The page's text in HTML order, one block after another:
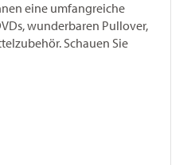
eine umfangreiche
wunderbaren Pullover,
Schauen Sie